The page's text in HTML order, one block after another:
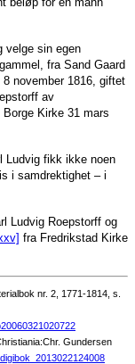
velge sin egen
fra Sand Gaard
november 1816, giftet
av
Borge Kirke 31 mars
Ludvig fikk ikke noen
i samdrektighet – i
Ludvig Roepstorff og
fra Fredrikstad Kirke
nr. 2, 1771-1814, s.
Gundersen